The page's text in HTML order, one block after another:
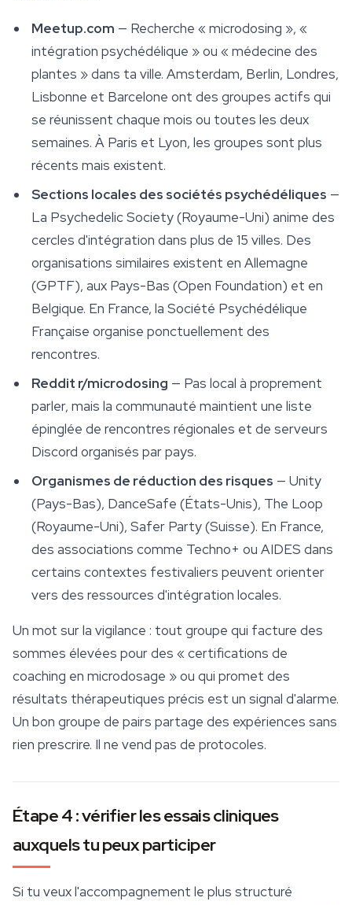
Meetup.com — Recherche « microdosing », «
intégration psychédélique » ou « médecine des
plantes » dans ta ville. Amsterdam, Berlin, Londres,
Lisbonne et Barcelone ont des groupes actifs qui
se réunissent chaque mois ou toutes les deux
semaines. À Paris et Lyon, les groupes sont plus
récents mais existent.
Sections locales des sociétés psychédéliques —
La Psychedelic Society (Royaume-Uni) anime des
cercles d'intégration dans plus de 15 villes. Des
organisations similaires existent en Allemagne
(GPTF), aux Pays-Bas (Open Foundation) et en
Belgique. En France, la Société Psychédélique
Française organise ponctuellement des
rencontres.
Reddit r/microdosing — Pas local à proprement
parler, mais la communauté maintient une liste
épinglée de rencontres régionales et de serveurs
Discord organisés par pays.
Organismes de réduction des risques — Unity
(Pays-Bas), DanceSafe (États-Unis), The Loop
(Royaume-Uni), Safer Party (Suisse). En France,
des associations comme Techno+ ou AIDES dans
certains contextes festivaliers peuvent orienter
vers des ressources d'intégration locales.
Un mot sur la vigilance : tout groupe qui facture des
sommes élevées pour des « certifications de
coaching en microdosage » ou qui promet des
résultats thérapeutiques précis est un signal d'alarme.
Un bon groupe de pairs partage des expériences sans
rien prescrire. Il ne vend pas de protocoles.
Étape 4 : vérifier les essais cliniques
auxquels tu peux participer
Si tu veux l'accompagnement le plus structuré